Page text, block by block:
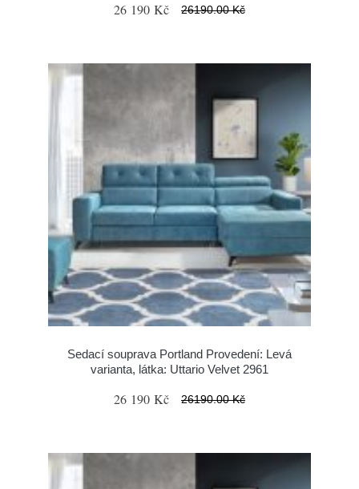
26 190 Kč 26190.00 Kč
Sedací souprava Portland Provedení: Levá
varianta, látka: Uttario Velvet 2961
26 190 Kč 26190.00 Kč